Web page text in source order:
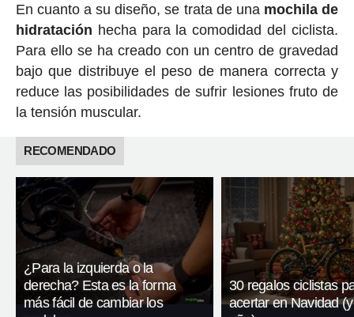
En cuanto a su diseño, se trata de una mochila de
hidratación hecha para la comodidad del ciclista.
Para ello se ha creado con un centro de gravedad
bajo que distribuye el peso de manera correcta y
reduce las posibilidades de sufrir lesiones fruto de
la tensión muscular.
RECOMENDADO
¿Para la izquierda o la
derecha? Esta es la forma
más fácil de cambiar los
30 regalos ciclistas
acertar en Navidad